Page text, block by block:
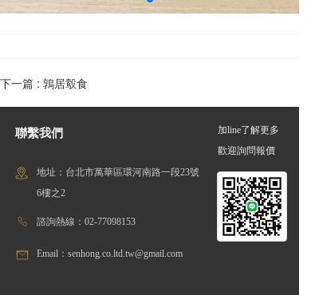
下一篇 : 鶉居鷇食
聯繫我們
地址：台北市萬華區環河南路一段23號
6樓之2
諮詢熱線：02-77098153
Email：senhong.co.ltd.tw@gmail.com
加line了解更多
歡迎詢問報價